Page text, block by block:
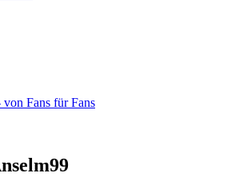
Fans für Fans